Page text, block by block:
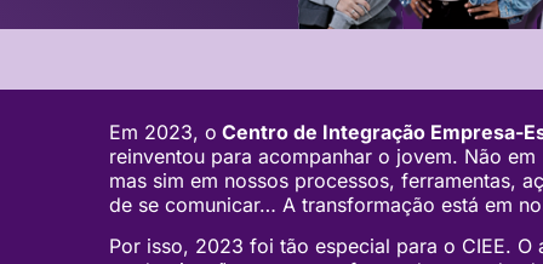
Em 2023, o Centro de Integração Empresa-
reinventou para acompanhar o jovem. Não
mas sim em nossos processos, ferramentas,
de se comunicar… A transformação está em
Por isso, 2023 foi tão especial para o CIEE. O